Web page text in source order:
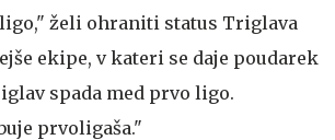
želi ohraniti status Triglava
ekipe, v kateri se daje poudarek
spada med prvo ligo.
prvoligaša."